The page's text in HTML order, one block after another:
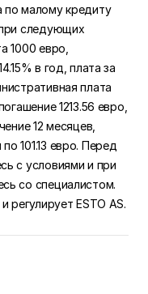
по малому кредиту
следующих
1000 евро,
в год, плата за
плата
1213.56 евро,
12 месяцев,
101.13 евро. Перед
с условиями и при
со специалистом.
регулирует ESTO AS.